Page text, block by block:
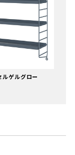
ルゲルグロー